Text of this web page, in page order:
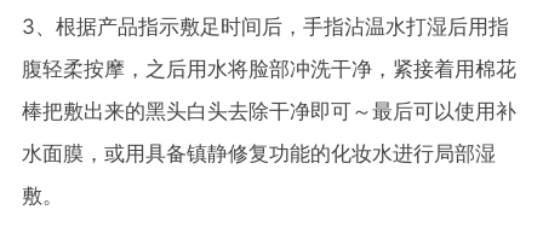
3、根据产品指示敷足时间后，手指沾温水打湿后用指
腹轻柔按摩，之后用水将脸部冲洗干净，紧接着用棉花
棒把敷出来的黑头白头去除干净即可～最后可以使用补
水面膜，或用具备镇静修复功能的化妆水进行局部湿
敷。